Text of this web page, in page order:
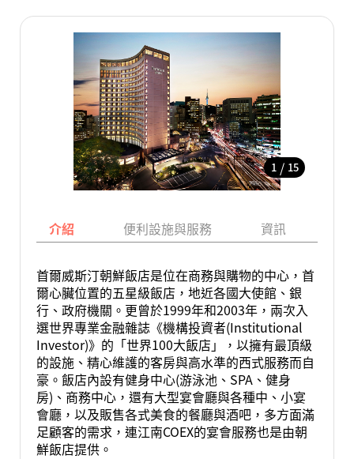
1 / 15
介紹 便利設施與服務 資訊
首爾威斯汀朝鮮飯店是位在商務與購物的中心，首
爾心臟位置的五星級飯店，地近各國大使館、銀
行、政府機關。更曾於1999年和2003年，兩次入
選世界專業金融雜誌《機構投資者(Institutional
Investor)》的「世界100大飯店」，以擁有最頂級
的設施、精心維護的客房與高水準的西式服務而自
豪。飯店內設有健身中心(游泳池、SPA、健身
房)、商務中心，還有大型宴會廳與各種中、小宴
會廳，以及販售各式美食的餐廳與酒吧，多方面滿
足顧客的需求，連江南COEX的宴會服務也是由朝
鮮飯店提供。